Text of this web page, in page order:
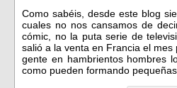
Como sabéis, desde este blog
cuales no nos cansamos de
cómic, no la puta serie de
salió a la venta en Francia el
gente en hambrientos hombres
como pueden formando